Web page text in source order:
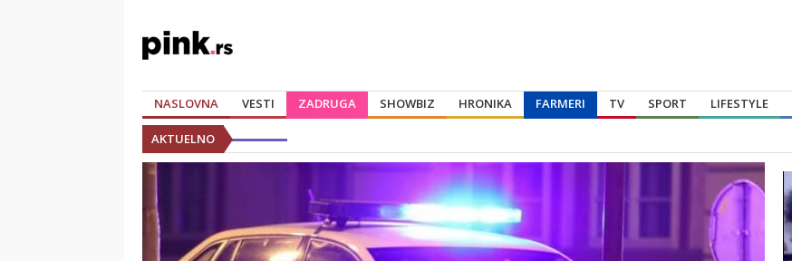
NASLOVNA VESTI ZADRUGA SHOWBIZ HRONIKA FARMERI TV SPORT LIFESTYLE
AKTUELNO